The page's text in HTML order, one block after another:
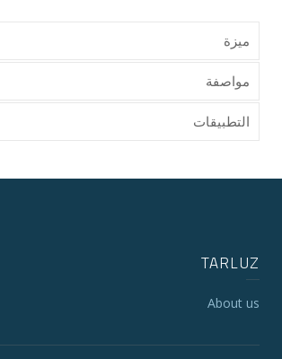
ميزة
مواصفة
التطبيقات
TARLUZ
About us